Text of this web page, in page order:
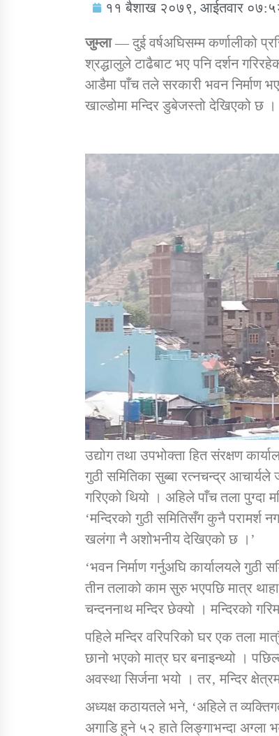
सामाजिक बिकास कार्यालय जुम्लाकाे
तातोपानी गाउँपालिकाको न्यायिक समिति सम्बन्धी
सन्देश
तातोपानी गाउँपालिका जुम्लाको बालविवाह सन्देश
११ बैशाख २०७९, आईतवार
जुम्ला— दुई वर्षअघिसम्म कर्णालीको
श्रद्धालुले टाढैबाट भए पनि दर्शन
आडैमा पाँच तले सरकारी भवन निर्माण
खाल्डोमा मन्दिर डुबेजस्तो देखिएको छ ।
उद्योग तथा उपभोक्ता हित संरक्षण
गुठी समितिका सुब्बा रत्नचन्द्र
गरिएको थियो । अहिले पाँच तला
‘मन्दिरको गुठी समितिसँग कुनै
खलंगा नै अशोभनीय देखिएको छ ।’
‘भवन निर्माण गर्नुअघि कार्यालयले
तीन तलाको काम सुरु भएपछि मात्र
चन्दननाथ मन्दिर छेक्यो । मन्दिरको
पहिले मन्दिर वरिपरिको घर एक तला
छानो भएको मात्र घर बनाइन्थ्यो ।
अवस्था सिर्जना भयो । तर‚ मन्दिर
अध्यक्ष कठायतले भने, ‘अहिले त
अगाडि हुने ५२ हाते लिङ्गाभन्दा अग्ला